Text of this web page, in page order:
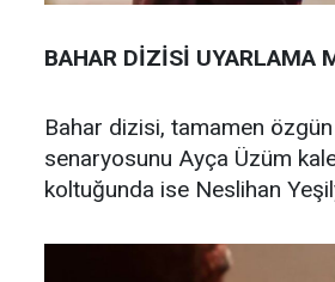
BAHAR DİZİSİ UYARLAMA
Bahar dizisi, tamamen
senaryosunu Ayça Üzüm
koltuğunda ise Neslihan